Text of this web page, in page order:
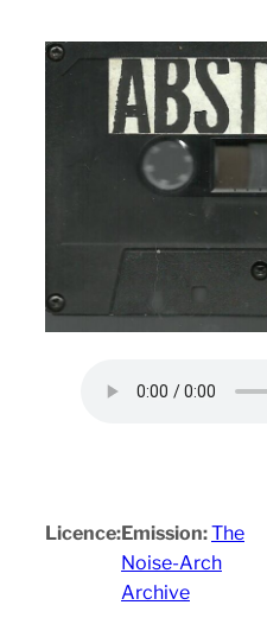
Licence: Emission:The
Noise-Arch
Archive